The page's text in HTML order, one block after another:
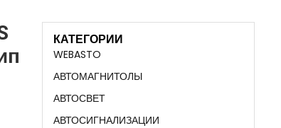
КАТЕГОРИИ
WEBASTO
АВТОМАГНИТОЛЫ
АВТОСВЕТ
АВТОСИГНАЛИЗАЦИИ